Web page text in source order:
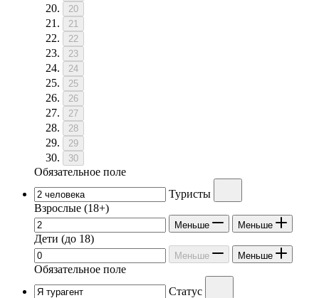
20
21
22
23
24
25
26
27
28
29
30
Обязательное поле
Туристы
Взрослые (18+)
Меньше Меньше
Дети (до 18)
Меньше Меньше
Обязательное поле
Статус